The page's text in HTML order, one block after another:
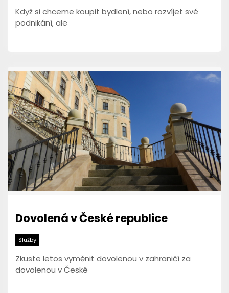
Když si chceme koupit bydlení, nebo rozvíjet své
podnikání, ale
Dovolená v České republice
Služby
Zkuste letos vyměnit dovolenou v zahraničí za
dovolenou v České